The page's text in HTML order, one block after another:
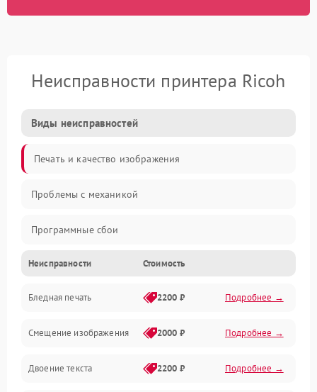
Неисправности принтера Ricoh
Виды неисправностей
Печать и качество изображения
Проблемы с механикой
Программные сбои
Программные ошибки
Картриджи и расходники
Механика и узлы
Подключение и интерфейсы
Неисправности Стоимость
Бледная печать 2200 ₽ Подробнее →
Смещение изображения 2000 ₽ Подробнее →
Двоение текста 2200 ₽ Подробнее →